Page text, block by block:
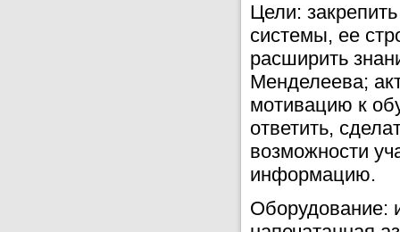
Цели:
системы, ее
расширить
Менделеева;
мотивацию к
ответить,
возможности
информацию.
Оборудование: